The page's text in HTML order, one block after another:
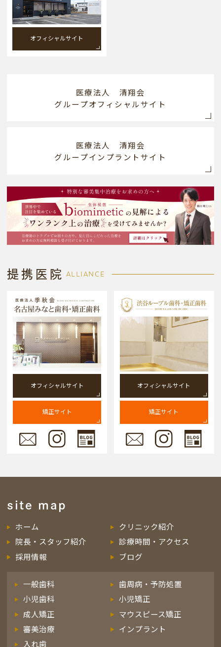
オフィシャルサイト
医療法人 清翔会
グループオフィシャルサイト
医療法人 清翔会
グループインプラントサイト
提携医院 ALLIANCE
オフィシャルサイト
矯正サイト
オフィシャルサイト
矯正サイト
site map
ホーム
クリニック紹介
院長・スタッフ紹介
診療時間・アクセス
採用情報
ブログ
一般歯科
歯周病・予防処置
小児歯科
小児矯正
成人矯正
マウスピース矯正
審美治療
インプラント
入れ歯